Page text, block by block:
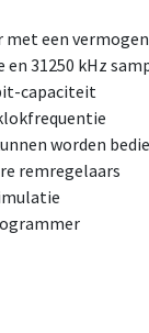
een vermogen
31250 kHz
capaciteit
worden
remregelaars